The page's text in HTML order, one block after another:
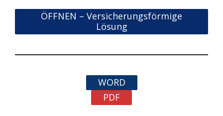
ÖFFNEN – Versicherungsförmige
Lösung
WORD
PDF